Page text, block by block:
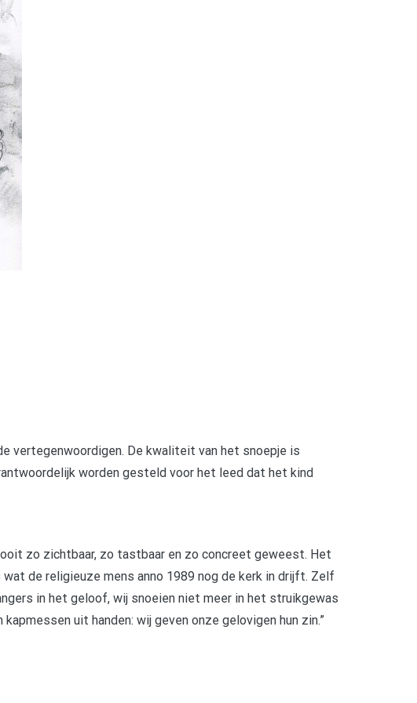
vertegenwoordigen. De kwaliteit van het snoepje is
worden gesteld voor het leed dat het kind
zo zichtbaar, zo tastbaar en zo concreet geweest. Het
de religieuze mens anno 1989 nog de kerk in drijft. Zelf
in het geloof, wij snoeien niet meer in het struikgewas
uit handen: wij geven onze gelovigen hun zin.”